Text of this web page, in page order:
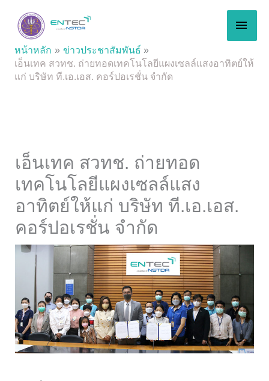
content
หน้าหลัก
ข่าวประชาสัมพันธ์
เอ็นเทค สวทช. ถ่ายทอดเทคโนโลยีแผงเซลล์แสงอาทิตย์ให้
แก่ บริษัท ที.เอ.เอส. คอร์ปอเรชั่น จำกัด
เอ็นเทค สวทช. ถ่ายทอด
เทคโนโลยีแผงเซลล์แสง
อาทิตย์ให้แก่ บริษัท ที.เอ.เอส.
คอร์ปอเรชั่น จำกัด